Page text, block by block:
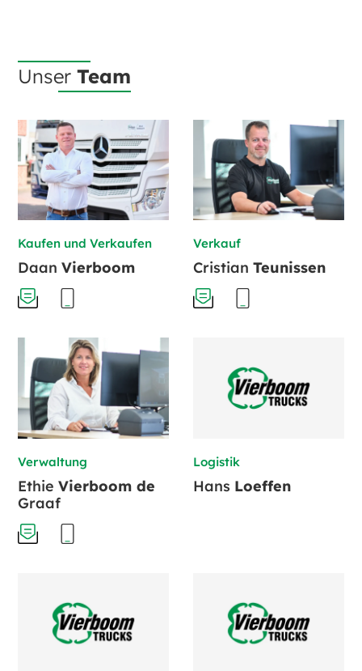
UnserTeam
Kaufen und Verkaufen
DaanVierboom
Verkauf
Cristian Teunissen
Verwaltung
EthieVierboom de
Graaf
Logistik
Hans Loeffen